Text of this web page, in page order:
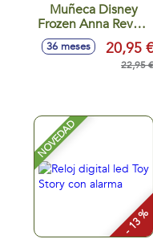
Muñeca Disney
Frozen Anna Reveal
Con Accesorio
Sorpresa 33x18x8
36 meses 20,95 €
22,95 €
NOVEDAD
- 13 %